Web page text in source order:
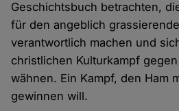
Geschichtsbuch betrachten,
für den angeblich
verantwortlich machen und
christlichen Kulturkampf
wähnen. Ein Kampf, den Ham
gewinnen will.